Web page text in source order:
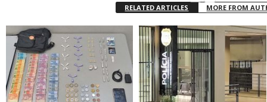
RELATED ARTICLES MORE FROM